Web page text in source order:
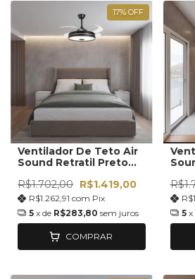
17% OFF
Ventilador De Teto Air
Sound Retratil Preto
R$1.702,00 R$1.419,00
R$1.262,91 com Pix
5 x de R$283,80 sem juros
COMPRAR
5 x